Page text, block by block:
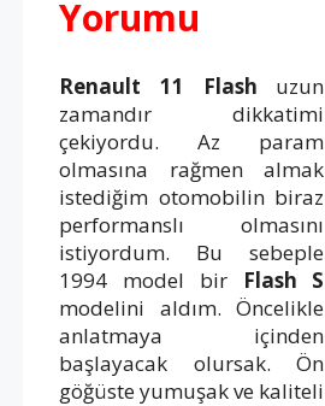
Yorumu
Renault 11 Flash uzun
zamandır dikkatimi
çekiyordu. Az param
olmasına rağmen almak
istediğim otomobilin biraz
performanslı olmasını
istiyordum. Bu sebeple
1994 model bir
Flash S
modelini aldım. Öncelikle
anlatmaya içinden
başlayacak olursak. Ön
göğüste yumuşak ve kaliteli